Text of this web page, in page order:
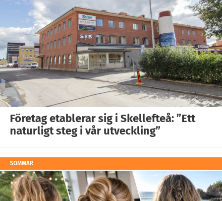
Företag etablerar sig i Skellefteå: ”Ett
naturligt steg i vår utveckling”
SOMMAR